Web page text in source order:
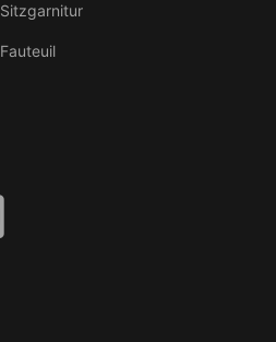
Sitzgarnitur
Fauteuil